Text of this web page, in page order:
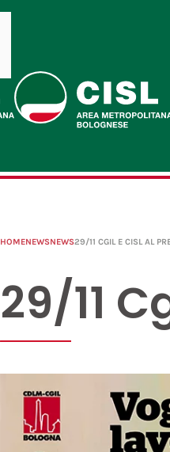
HOMENEWSNEWS29/11 CGIL E CISL AL
29/11